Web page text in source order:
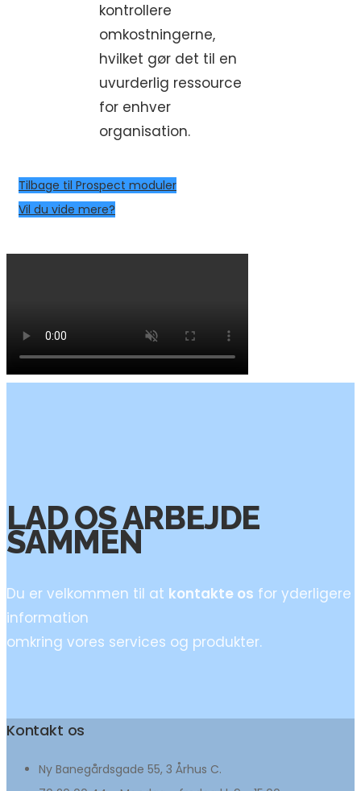
kontrollere
omkostningerne,
hvilket gør det til en
uvurderlig ressource
for enhver
organisation.
Tilbage til Prospect moduler
Vil du vide mere?
LAD OS ARBEJDE
SAMMEN
Du er velkommen til at kontakte os for yderligere
information
omkring vores services og produkter.
Kontakt os
Ny Banegårdsgade 55, 3 Århus C.